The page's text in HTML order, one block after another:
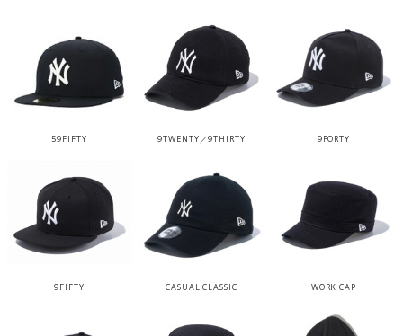
59FIFTY 9TWENTY／9THIRTY 9FORTY
9FIFTY CASUAL CLASSIC WORK CAP